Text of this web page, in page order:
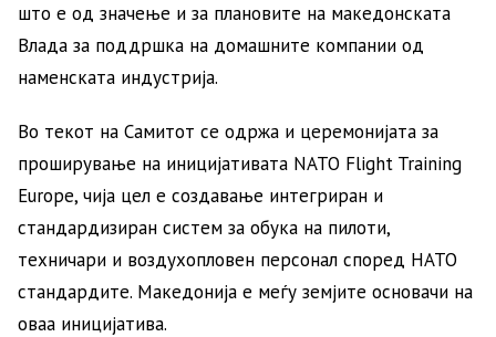
што е од значење и за плановите на македонската
Влада за поддршка на домашните компании од
наменската индустрија.
Во текот на Самитот се одржа и церемонијата за
проширување на иницијативата NATO Flight Training
Europe, чија цел е создавање интегриран и
стандардизиран систем за обука на пилоти,
техничари и воздухопловен персонал според НАТО
стандардите. Македонија е меѓу земјите основачи на
оваа иницијатива.